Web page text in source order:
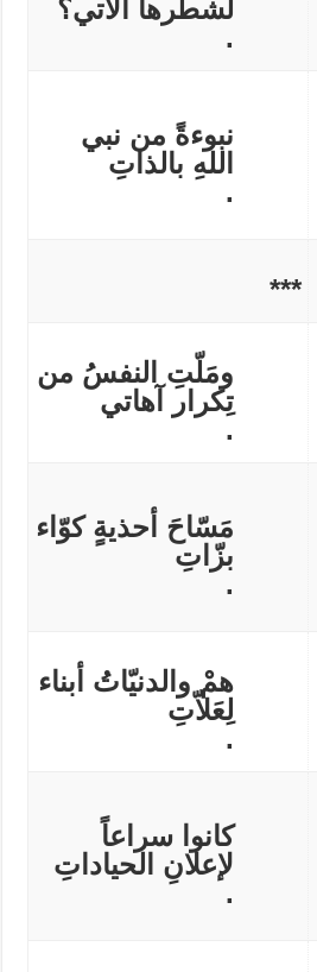
لشطرها الآتي؟
.
نبوءةً من نبي
اللهِ بالذاتِ
.
***
ومَلّتِ النفسُ من
تِكرار آهاتي
.
مَسّاحَ أحذيةٍ كوّاء
بزّاتِ
.
همْ والدنيّاتُ أبناء
لِعَلاّتِ
.
كانوا سراعاً
لإعلانِ الحياداتِ
.